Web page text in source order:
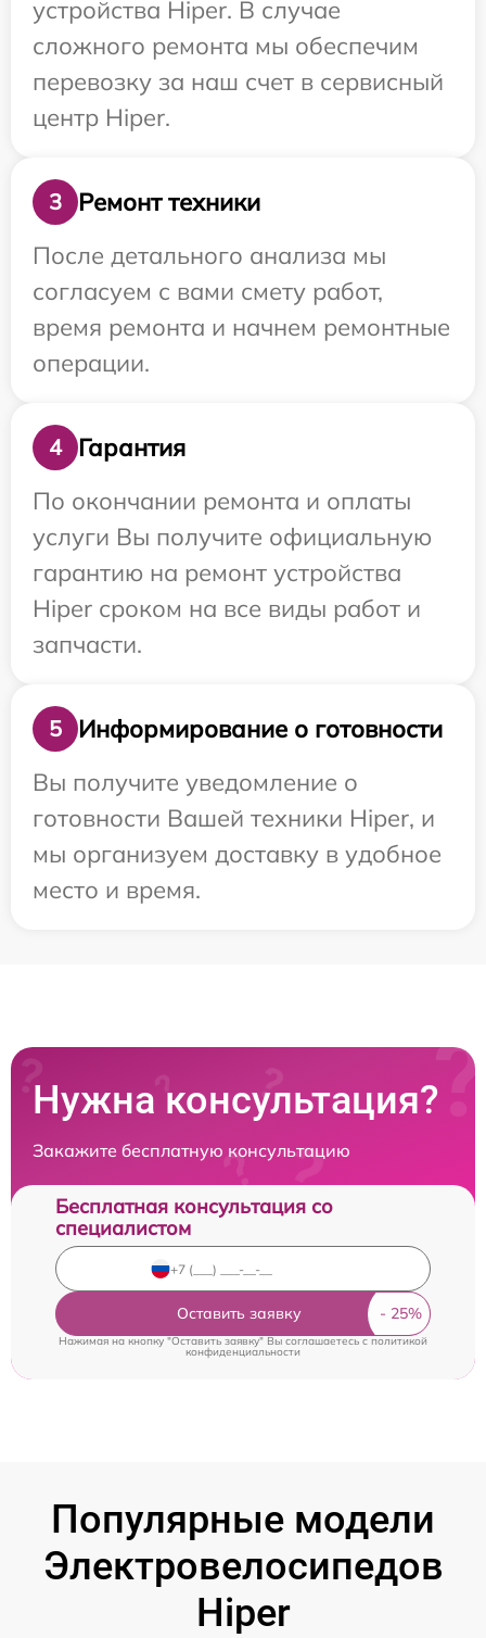
устройства Hiper. В случае
сложного ремонта мы обеспечим
перевозку за наш счет в сервисный
центр Hiper.
3
Ремонт техники
После детального анализа мы
согласуем с вами смету работ,
время ремонта и начнем ремонтные
операции.
4
Гарантия
По окончании ремонта и оплаты
услуги Вы получите официальную
гарантию на ремонт устройства
Hiper сроком на все виды работ и
запчасти.
5
Информирование о готовности
Вы получите уведомление о
готовности Вашей техники Hiper, и
мы организуем доставку в удобное
место и время.
Нужна консультация?
Закажите бесплатную консультацию
Бесплатная консультация со
специалистом
Оставить заявку
Нажимая на кнопку "Оставить заявку" Вы соглашаетесь c политикой
конфиденциальности
Популярные модели
Электровелосипедов
Hiper